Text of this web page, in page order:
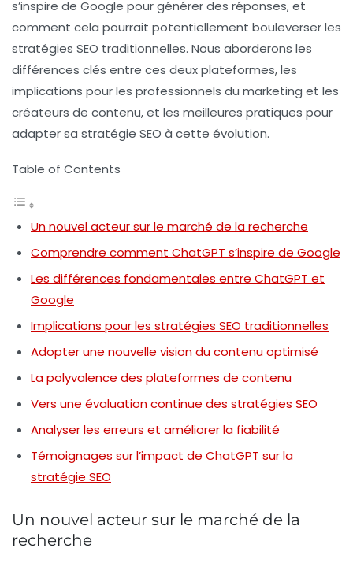
s’inspire de Google pour générer des réponses, et
comment cela pourrait potentiellement bouleverser les
stratégies SEO traditionnelles. Nous aborderons les
différences clés entre ces deux plateformes, les
implications pour les professionnels du marketing et les
créateurs de contenu, et les meilleures pratiques pour
adapter sa stratégie SEO à cette évolution.
Table of Contents
Un nouvel acteur sur le marché de la recherche
Comprendre comment ChatGPT s’inspire de Google
Les différences fondamentales entre ChatGPT et
Google
Implications pour les stratégies SEO traditionnelles
Adopter une nouvelle vision du contenu optimisé
La polyvalence des plateformes de contenu
Vers une évaluation continue des stratégies SEO
Analyser les erreurs et améliorer la fiabilité
Témoignages sur l’impact de ChatGPT sur la
stratégie SEO
Un nouvel acteur sur le marché de la
recherche